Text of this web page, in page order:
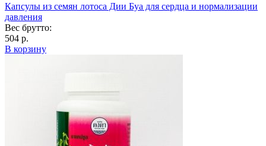
Капсулы из семян лотоса Дии Буа для сердца и нормализации
давления
Вес брутто:
504 р.
В корзину